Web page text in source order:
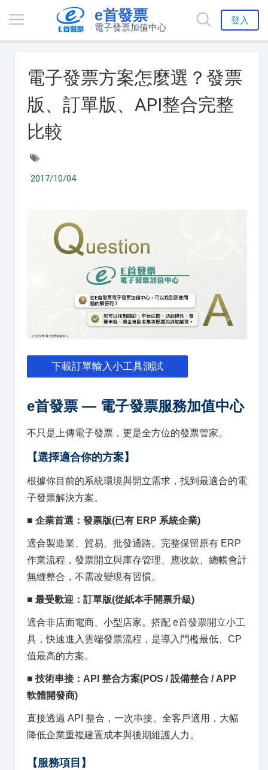
e首發票
電子發票加值中心
登入
電子發票方案怎麼選？發票
版、訂單版、API整合完整
比較
2017/10/04
下載訂單輸入小工具測試
e首發票 — 電子發票服務加值中心
不只是上傳電子發票，更是全方位的發票管家。
【選擇適合你的方案】
根據你目前的系統環境與開立需求，找到最適合的電
子發票解決方案。
■ 企業首選：發票版(已有 ERP 系統企業)
適合製造業、貿易、批發通路。完整保留原有 ERP
作業流程，發票開立與庫存管理、應收款、總帳會計
無縫整合，不需改變現有習慣。
■ 最受歡迎：訂單版(從紙本手開票升級)
適合非店面電商、小型店家。搭配 e首發票開立小工
具，快速進入雲端發票流程，是導入門檻最低、CP
值最高的方案。
■ 技術串接：API 整合方案(POS / 設備整合 / APP
軟體開發商)
直接透過 API 整合，一次串接、全客戶適用，大幅
降低企業重複建置成本與後期維護人力。
【服務項目】